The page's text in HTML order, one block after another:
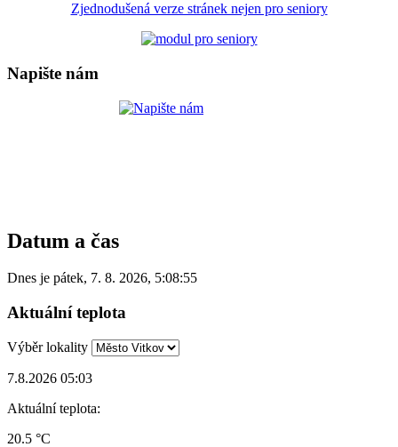
Zjednodušená verze stránek nejen pro seniory
Napište nám
Datum a čas
Dnes je pátek, 7. 8. 2026, 5:08:55
Aktuální teplota
Výběr lokality
7.8.2026 05:03
Aktuální teplota:
20.5 °C